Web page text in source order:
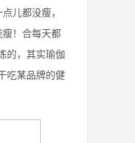
儿都没瘦，
！合每天都
的，其实瑜伽
吃某品牌的健